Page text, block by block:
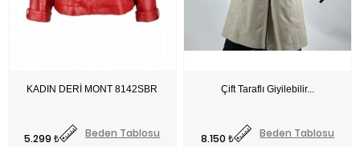
5.299 ₺
Beden Tablosu
8.150 ₺
Beden Tablosu